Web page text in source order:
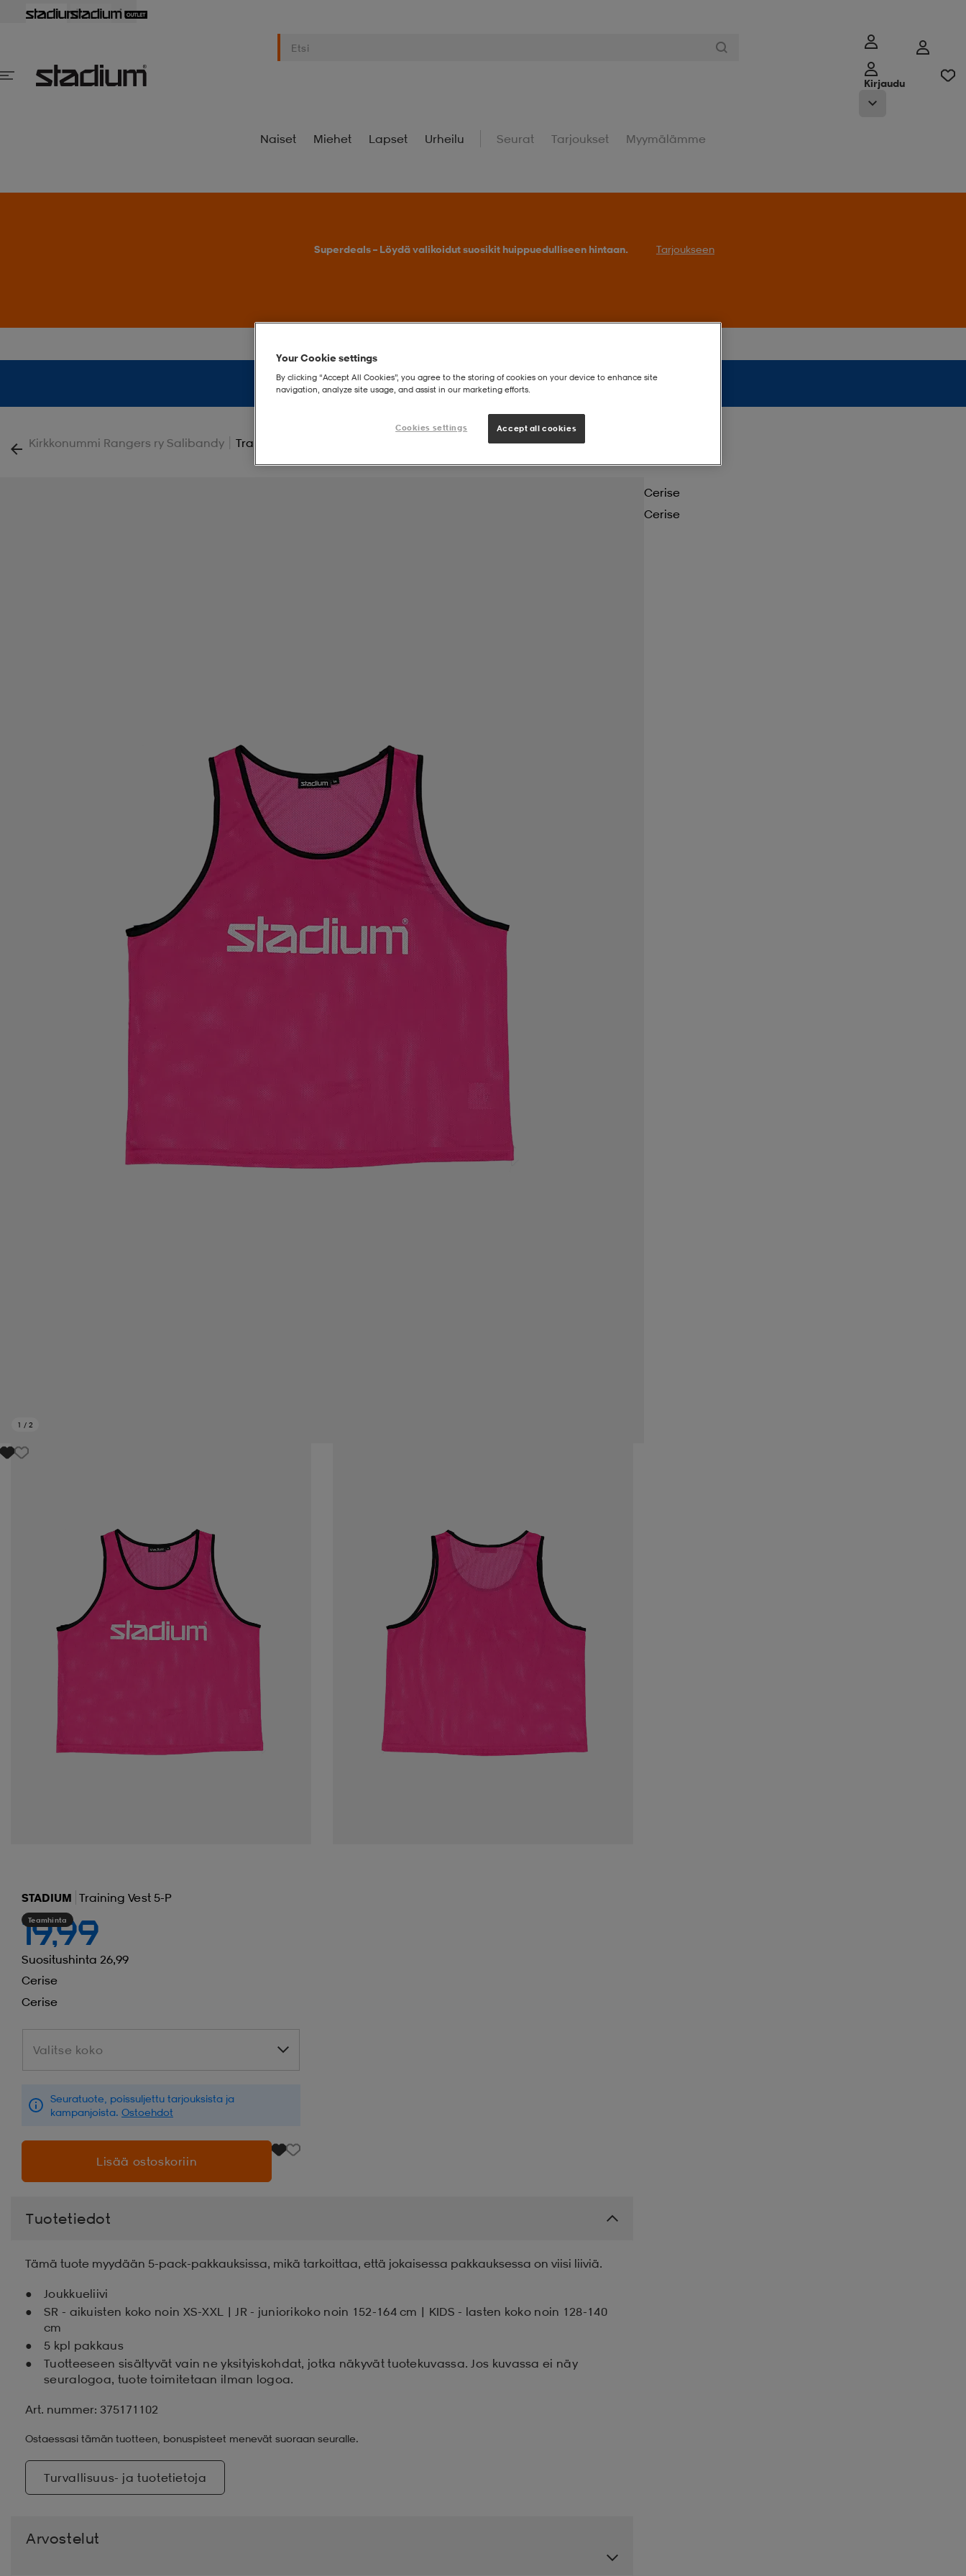
Kirjaudu
Naiset Miehet Lapset Urheilu Seurat Tarjoukset Myymälämme
Superdeals – Löydä valikoidut suosikit huippuedulliseen hintaan. Tarjoukseen
Joukkueen tuote:
Kirkkonummi Rangers ry Salibandy
Kirkkonummi Rangers ry Salibandy | Training Vest 5-P
1 / 2
Cerise
Cerise
STADIUM Training Vest 5-P
Teamhinta
19,99
Suositushinta 26,99
Cerise
Cerise
Valitse koko
Valitse koko
Seuratuote, poissuljettu tarjouksista ja
kampanjoista. Ostoehdot
Lisää ostoskoriin
Tuotetiedot
Tämä tuote myydään 5-pack-pakkauksissa, mikä tarkoittaa, että jokaisessa pakkauksessa on viisi liiviä.
Joukkueliivi
SR - aikuisten koko noin XS-XXL | JR - juniorikoko noin 152-164 cm | KIDS - lasten koko noin 128-140
cm
5 kpl pakkaus
Tuotteeseen sisältyvät vain ne yksityiskohdat, jotka näkyvät tuotekuvassa. Jos kuvassa ei näy
seuralogoa, tuote toimitetaan ilman logoa.
Art. nummer: 375171102
Ostaessasi tämän tuotteen, bonuspisteet menevät suoraan seuralle.
Turvallisuus- ja tuotetietoja
Arvostelut
Your Cookie settings
By clicking “Accept All Cookies”, you agree to the storing of cookies on your device to enhance site
navigation, analyze site usage, and assist in our marketing efforts.
Cookies settings Accept all cookies